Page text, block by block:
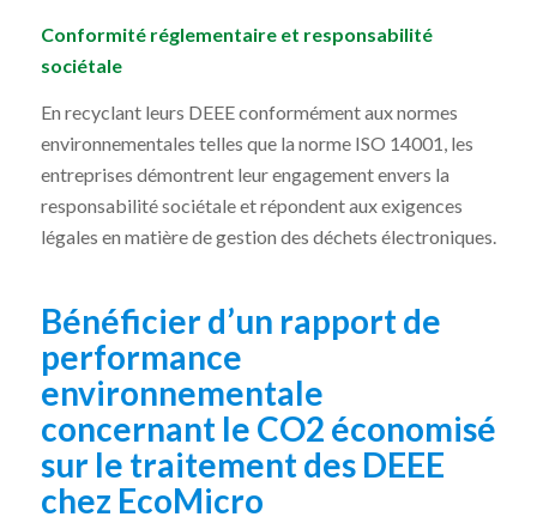
Conformité réglementaire et responsabilité
sociétale
En recyclant leurs DEEE conformément aux normes
environnementales telles que la norme ISO 14001, les
entreprises démontrent leur engagement envers la
responsabilité sociétale et répondent aux exigences
légales en matière de gestion des déchets électroniques.
Bénéficier d’un rapport de
performance
environnementale
concernant le CO2 économisé
sur le traitement des DEEE
chez EcoMicro